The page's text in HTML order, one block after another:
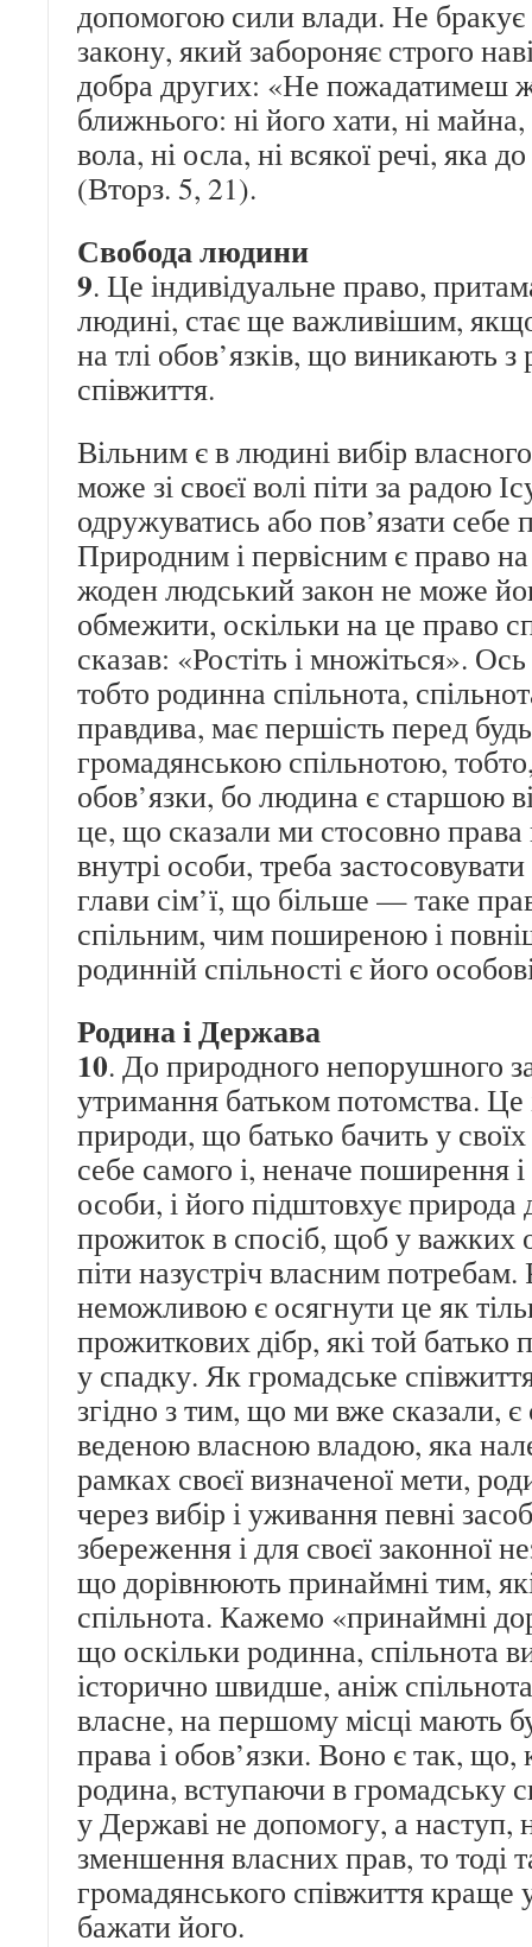
допомогою сили влади. Не бракує
закону, який забороняє строго
добра других: «Не пожадатимеш
ближнього: ні його хати, ні майна,
вола, ні осла, ні всякої речі, яка
(Вторз. 5, 21).
Свобода людини
9. Це індивідуальне право,
людині, стає ще важливішим,
на тлі обов’язків, що виникають з
співжиття.
Вільним є в людині вибір
може зі своєї волі піти за радою
одружуватись або пов’язати
Природним і первісним є право
жоден людський закон не може
обмежити, оскільки на це право
сказав: «Ростіть і множіться».
тобто родинна спільнота,
правдива, має першість перед
громадянською спільнотою,
обов’язки, бо людина є старшою
це, що сказали ми стосовно права
внутрі особи, треба
глави сім’ї, що більше — таке
спільним, чим поширеною і
родинній спільності є його
Родина і Держава
10. До природного непорушного
утримання батьком потомства. Це
природи, що батько бачить у
себе самого і, неначе поширення
особи, і його підштовхує природа
прожиток в спосіб, щоб у важких
піти назустріч власним потребам.
неможливою є осягнути це як
прожиткових дібр, які той батько
у спадку. Як громадське
згідно з тим, що ми вже сказали,
веденою власною владою, яка
рамках своєї визначеної мети,
через вибір і уживання певні
збереження і для своєї законної
що дорівнюють принаймні тим,
спільнота. Кажемо «принаймні
що оскільки родинна, спільнота
історично швидше, аніж
власне, на першому місці мають
права і обов’язки. Воно є так,
родина, вступаючи в громадську
у Державі не допомогу, а наступ,
зменшення власних прав, то тоді
громадянського співжиття краще
бажати його.